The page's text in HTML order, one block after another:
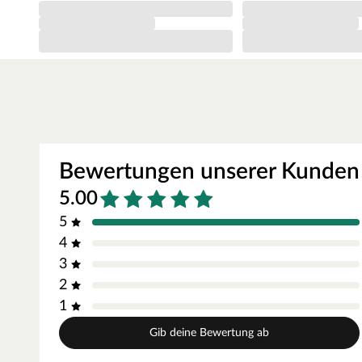
Bewertungen unserer Kunden
5.00
5
4
3
2
1
Gib deine Bewertung ab